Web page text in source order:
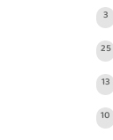
3
25
13
10